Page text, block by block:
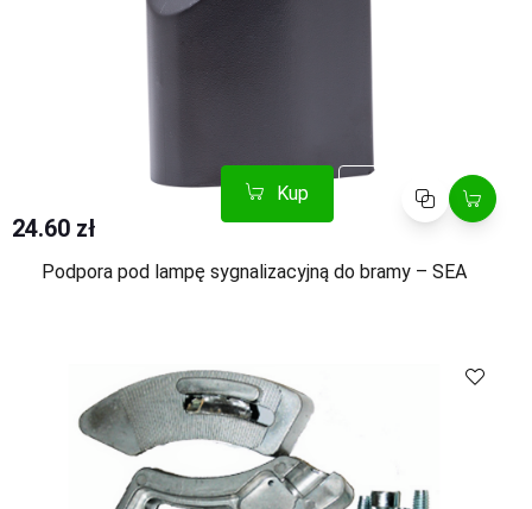
Kup Porównaj
24.60 zł
Podpora pod lampę sygnalizacyjną do bramy – SEA